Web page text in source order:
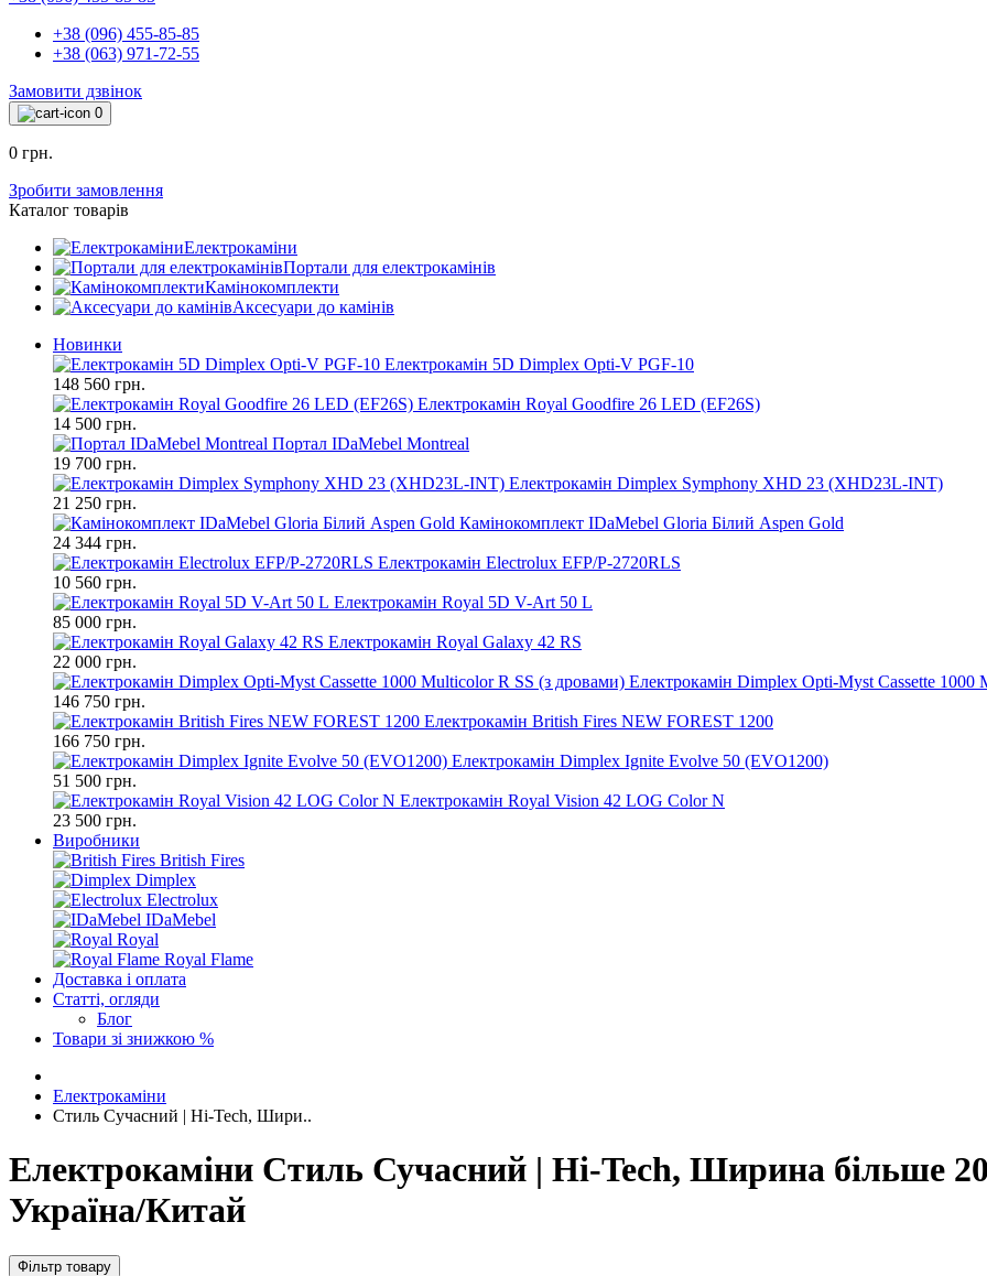
+38 (096) 455-85-85
+38 (063) 971-72-55
Замовити дзвінок
0
0 грн.
Зробити замовлення
Каталог товарів
Електрокаміни
Портали для електрокамінів
Камінокомплекти
Аксесуари до камінів
Новинки
Електрокамін 5D Dimplex Opti-V PGF-10
148 560 грн.
Електрокамін Royal Goodfire 26 LED (EF26S)
14 500 грн.
Портал IDaMebel Montreal
19 700 грн.
Електрокамін Dimplex Symphony XHD 23 (XHD23L-INT)
21 250 грн.
Камінокомплект IDaMebel Gloria Білий Aspen Gold
24 344 грн.
Електрокамін Electrolux EFP/P-2720RLS
10 560 грн.
Електрокамін Royal 5D V-Art 50 L
85 000 грн.
Електрокамін Royal Galaxy 42 RS
22 000 грн.
Електрокамін Dimplex Opti-Myst Cassette 1000
146 750 грн.
Електрокамін British Fires NEW FOREST 1200
166 750 грн.
Електрокамін Dimplex Ignite Evolve 50 (EVO1200)
51 500 грн.
Електрокамін Royal Vision 42 LOG Color N
23 500 грн.
Виробники
British Fires
Dimplex
Electrolux
IDaMebel
Royal
Royal Flame
Доставка і оплата
Статті, огляди
Блог
Товари зі знижкою %
Електрокаміни
Стиль Сучасний | Hi-Tech, Шири..
Електрокаміни Стиль Сучасний | Hi-Tech, Ширина більше
Україна/Китай
Фільтр товару